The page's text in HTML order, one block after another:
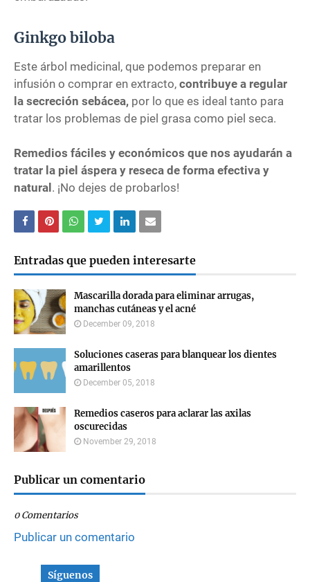
Ginkgo biloba
Este árbol medicinal, que podemos preparar en
infusión o comprar en extracto, contribuye a regular
la secreción sebácea, por lo que es ideal tanto para
tratar los problemas de piel grasa como piel seca.
Remedios fáciles y económicos que nos ayudarán a
tratar la piel áspera y reseca de forma efectiva y
natural. ¡No dejes de probarlos!
Entradas que pueden interesarte
Mascarilla dorada para eliminar arrugas,
manchas cutáneas y el acné
December 09, 2018
Soluciones caseras para blanquear los dientes
amarillentos
December 05, 2018
Remedios caseros para aclarar las axilas
oscurecidas
November 29, 2018
Publicar un comentario
0 Comentarios
Publicar un comentario
Síguenos